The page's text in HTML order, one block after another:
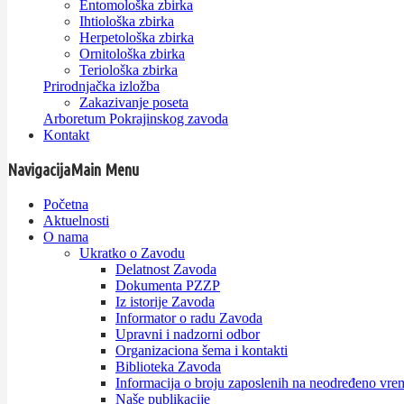
Entomološka zbirka
Ihtiološka zbirka
Herpetološka zbirka
Ornitološka zbirka
Teriološka zbirka
Prirodnjačka izložba
Zakazivanje poseta
Arboretum Pokrajinskog zavoda
Kontakt
NavigacijaMain Menu
Početna
Aktuelnosti
O nama
Ukratko o Zavodu
Delatnost Zavoda
Dokumenta PZZP
Iz istorije Zavoda
Informator o radu Zavoda
Upravni i nadzorni odbor
Organizaciona šema i kontakti
Biblioteka Zavoda
Informacija o broju zaposlenih na neodređeno
Naše publikacije